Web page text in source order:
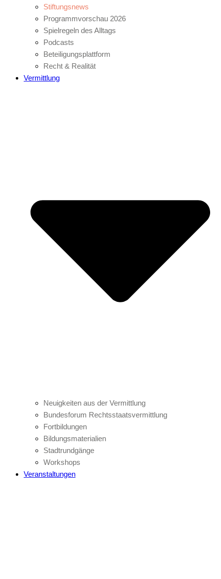
Stiftungsnews
Programmvorschau 2026
Spielregeln des Alltags
Podcasts
Beteiligungsplattform
Recht & Realität
Vermittlung
Neuigkeiten aus der Vermittlung
Bundesforum Rechtsstaatsvermittlung
Fortbildungen
Bildungsmaterialien
Stadtrundgänge
Workshops
Veranstaltungen